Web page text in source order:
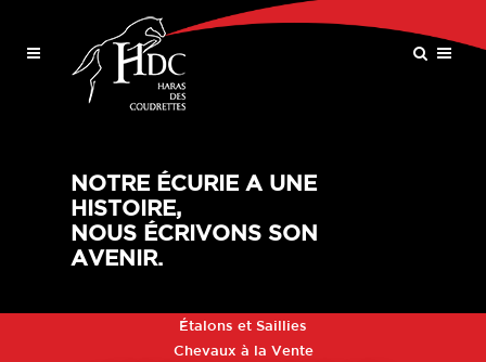
NOTRE ÉCURIE A UNE
HISTOIRE,
NOUS ÉCRIVONS SON
AVENIR.
Étalons et Saillies
Chevaux à la Vente